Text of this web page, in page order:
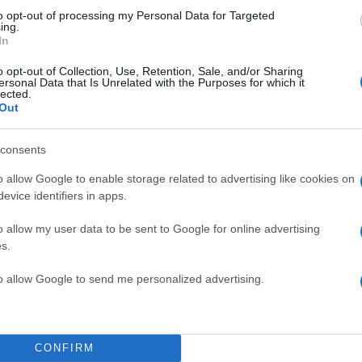
opt-out of processing my Personal Data for Targeted
opt-out of Collection, Use, Retention, Sale, and/or Sharing
Data that Is Unrelated with the Purposes for which it
allow Google to enable storage related to advertising like cookies on
identifiers in apps.
allow my user data to be sent to Google for online advertising
allow Google to send me personalized advertising.
CONFIRMμε μικροσκοπικό μπικίνι